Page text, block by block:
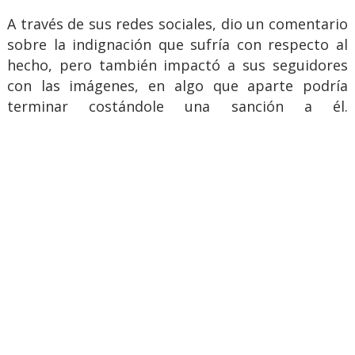
A través de sus redes sociales, dio un comentario
sobre la indignación que sufría con respecto al
hecho, pero también impactó a sus seguidores
con las imágenes, en algo que aparte podría
terminar costándole una sanción a él.